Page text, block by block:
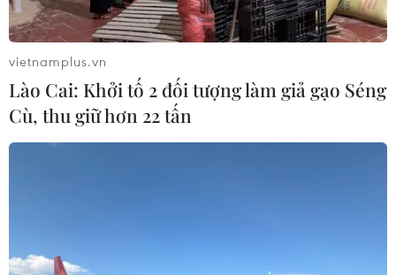
tiền xuyên quốc gia, giao dịch hơn
vietnamplus.vn
Lào Cai: Khởi tố 2 đối tượng làm giả gạo Séng
Cù, thu giữ hơn 22 tấn